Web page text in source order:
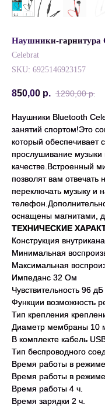
Наушники-гарнитура
Celebrat
SKU: 6925146923157
850,00 р. 1290,00 р.
Наушники Bluetooth
занятий спортом!Это
который обеспечивает
прослушивание
качестве.Встроенный
позволят вам отвечать
переключать музыку и
оснащены магнитами,
ТЕХНИЧЕСКИЕ
Конструкция
Минимальная
Максимальная
Импеданс 32 Ом
Чувствительность 96 дБ
Функции возможность
Тип крепления
Диаметр мембраны 10
В комплекте кабель
Тип беспроводного
Время работы в
Время работы в режиме
Время работы 4 ч.
Время зарядки 2 ч.